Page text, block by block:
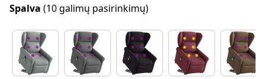
Spalva (10 galimų pasirinkimų)